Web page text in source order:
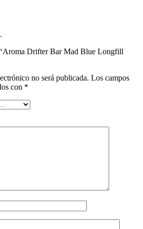
Drifter Bar Mad Blue Longfill
no será publicada. Los campos
con *